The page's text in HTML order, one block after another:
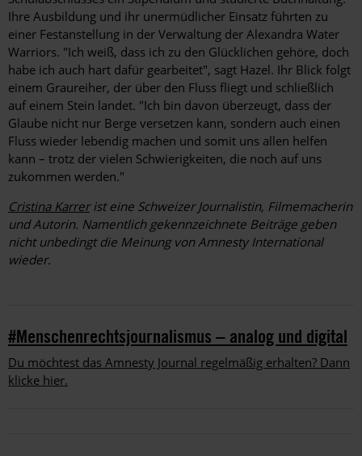
Ihre Ausbildung und ihr unermüdlicher Einsatz führten zu
einer Festanstellung in der Verwaltung der Alexandra Water
Warriors. "Ich weiß, dass ich zu den Glücklichen gehöre, doch
habe ich auch hart dafür gearbeitet", sagt Hazel. Ihr Blick folgt
einem Graureiher, der über den Fluss fliegt und schließlich
auf einem Stein ­landet. "Ich bin davon überzeugt, dass der
Glaube nicht nur Berge versetzen kann, sondern auch einen
Fluss wieder ­lebendig machen und somit uns allen helfen
kann – trotz der vielen Schwierigkeiten, die noch auf uns
zukommen werden."
Cristina Karrerist eine Schweizer Journalistin, Filmemacherin
und Autorin. Namentlich gekennzeichnete Beiträge geben
nicht unbedingt die Meinung von Amnesty International
wieder.
#Menschenrechtsjournalismus – analog und digital
Du möchtest das Amnesty Journal regelmäßig erhalten? Dann
klicke hier.